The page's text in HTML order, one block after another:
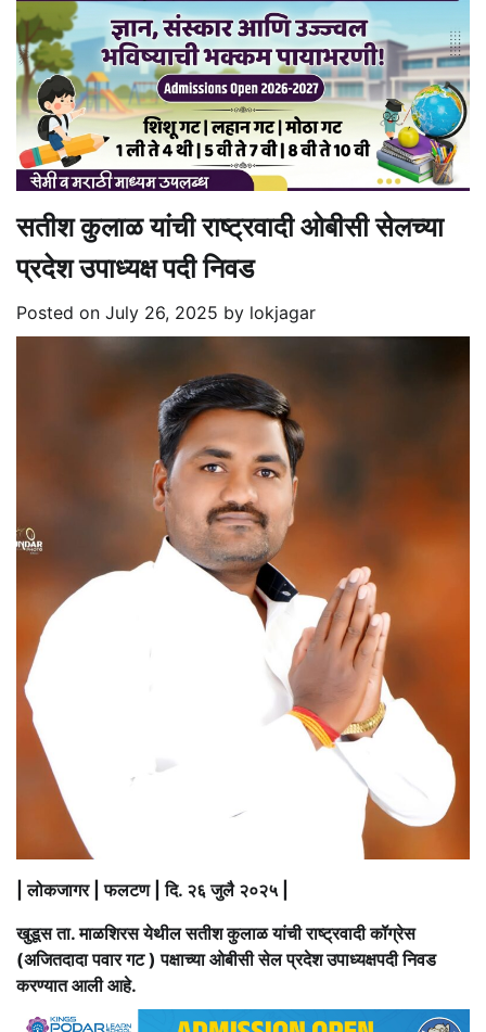
सतीश कुलाळ यांची राष्ट्रवादी ओबीसी सेलच्या
प्रदेश उपाध्यक्ष पदी निवड
Posted on July 26, 2025 by lokjagar
| लोकजागर | फलटण | दि. २६ जुलै २०२५ |
खुडूस ता. माळशिरस येथील सतीश कुलाळ यांची राष्ट्रवादी कॉग्रेस
(अजितदादा पवार गट ) पक्षाच्या ओबीसी सेल प्रदेश उपाध्यक्षपदी निवड
करण्यात आली आहे.